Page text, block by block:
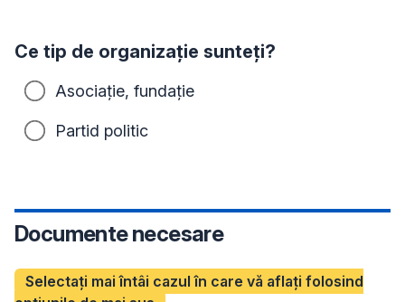
Ce tip de organizație sunteți?
Asociație, fundație
Partid politic
Documente necesare
Selectați mai întâi cazul în care vă aflați folosind